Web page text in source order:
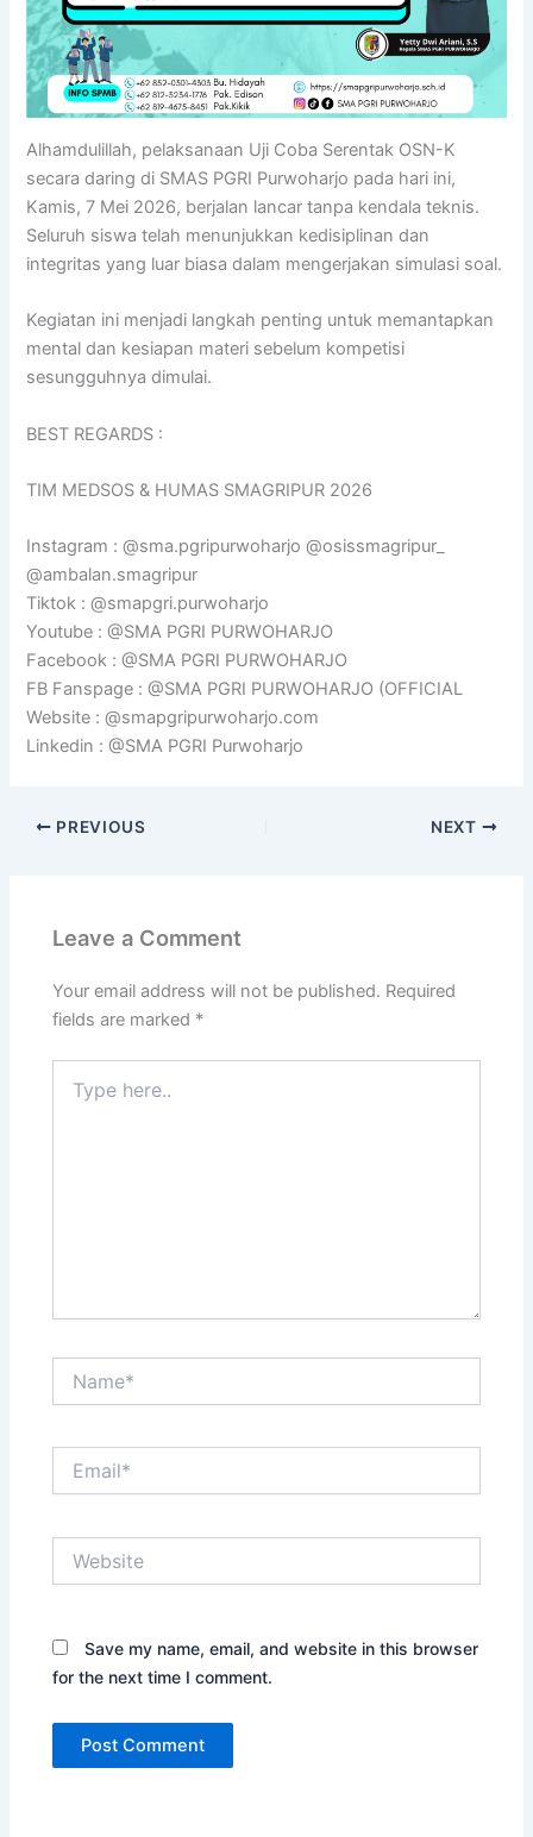
Alhamdulillah, pelaksanaan Uji Coba Serentak OSN-K
secara daring di SMAS PGRI Purwoharjo pada hari ini,
Kamis, 7 Mei 2026, berjalan lancar tanpa kendala teknis.
Seluruh siswa telah menunjukkan kedisiplinan dan
integritas yang luar biasa dalam mengerjakan simulasi soal.
Kegiatan ini menjadi langkah penting untuk memantapkan
mental dan kesiapan materi sebelum kompetisi
sesungguhnya dimulai.
BEST REGARDS :
TIM MEDSOS & HUMAS SMAGRIPUR 2026
Instagram : @sma.pgripurwoharjo @osissmagripur_
@ambalan.smagripur
Tiktok : @smapgri.purwoharjo
Youtube : @SMA PGRI PURWOHARJO
Facebook : @SMA PGRI PURWOHARJO
FB Fanspage : @SMA PGRI PURWOHARJO (OFFICIAL
Website : @smapgripurwoharjo.com
Linkedin : @SMA PGRI Purwoharjo
PREVIOUS NEXT
Leave a Comment
Your email address will not be published. Required
fields are marked *
here..
Save my name, email, and website in this browser
for the next time I comment.